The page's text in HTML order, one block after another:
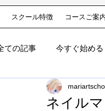
スクール特徴 コースご案
ての記事 今すぐ始める
ネイル